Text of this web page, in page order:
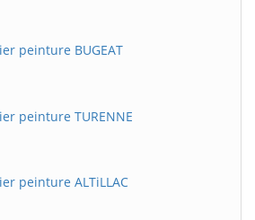
peinture BUGEAT
peinture TURENNE
peinture ALTiLLAC